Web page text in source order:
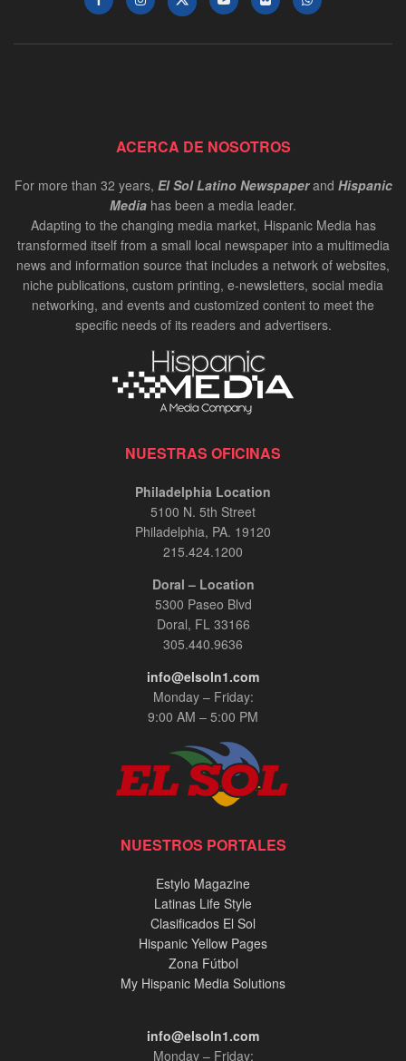
ACERCA DE NOSOTROS
For more than 32 years, El Sol Latino Newspaperand Hispanic
Media has been a media leader.
Adapting to the changing media market, Hispanic Media has
transformed itself from a small local newspaper into a multimedia
news and information source that includes a network of websites,
niche publications, custom printing, e-newsletters, social media
networking, and events and customized content to meet the
specific needs of its readers and advertisers.
NUESTRAS OFICINAS
Philadelphia Location
5100 N. 5th Street
Philadelphia, PA. 19120
215.424.1200
Doral – Location
5300 Paseo Blvd
Doral, FL 33166
305.440.9636
info@elsoln1.com
Monday – Friday:
9:00 AM – 5:00 PM
NUESTROS PORTALES
Estylo Magazine
Latinas Life Style
Clasificados El Sol
Hispanic Yellow Pages
Zona Fútbol
My Hispanic Media Solutions
info@elsoln1.com
Monday – Friday: